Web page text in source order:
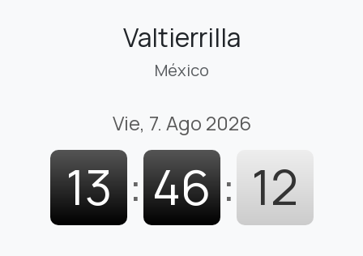
Valtierrilla
México
Vie, 7. Ago 2026
13 : 46 : 13